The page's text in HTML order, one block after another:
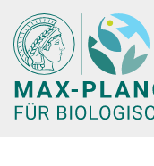
Hauptinhalt